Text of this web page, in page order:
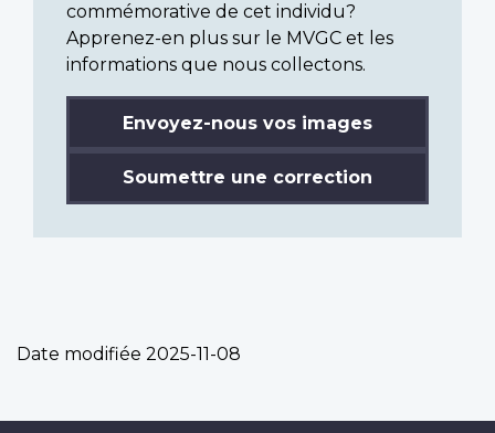
commémorative de cet individu?
Apprenez-en plus sur le MVGC et les
informations que nous collectons.
Envoyez-nous vos images
Soumettre une correction
Date modifiée 2025-11-08